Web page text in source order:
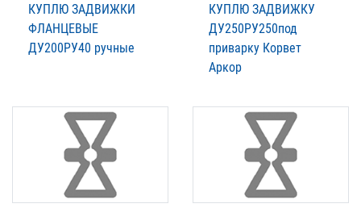
КУПЛЮ ЗАДВИЖКИ
ФЛАНЦЕВЫЕ
ДУ200РУ40 ручные
КУПЛЮ ЗАДВИЖКУ
ДУ250РУ250под
приварку Корвет
Аркор